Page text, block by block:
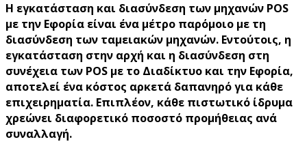
Η εγκατάσταση και διασύνδεση των μηχανών POS
με την Εφορία είναι ένα μέτρο παρόμοιο με τη
διασύνδεση των ταμειακών μηχανών. Εντούτοις, η
εγκατάσταση στην αρχή και η διασύνδεση στη
συνέχεια των POS με το Διαδίκτυο και την Εφορία,
αποτελεί ένα κόστος αρκετά δαπανηρό για κάθε
επιχειρηματία. Επιπλέον, κάθε πιστωτικό ίδρυμα
χρεώνει διαφορετικό ποσοστό προμήθειας ανά
συναλλαγή.